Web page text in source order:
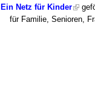
Ein Netz für Kinder
für Familie, Senioren,